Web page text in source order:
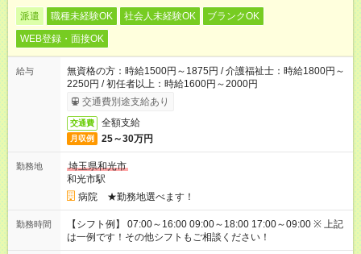
派遣 職種未経験OK 社会人未経験OK
ブランクOK
WEB登録・面接OK
給与
無資格の方：時給1500円～1875円 / 介護福祉士：時給1800円～
2250円 / 初任者以上：時給1600円～2000円
交通費別途支給あり
交通費 全額支給
月収例 25～30万円
勤務地
埼玉県和光市
和光市駅
病院 ★勤務地選べます！
勤務時間
【シフト例】 07:00～16:00 09:00～18:00 17:00～09:00 ※ 上記
は一例です！その他シフトもご相談ください！